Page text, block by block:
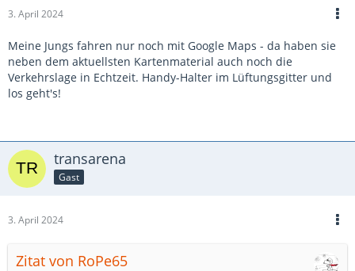
3. April 2024
Meine Jungs fahren nur noch mit Google Maps - da haben sie
neben dem aktuellsten Kartenmaterial auch noch die
Verkehrslage in Echtzeit. Handy-Halter im Lüftungsgitter und
los geht's!
transarena
Gast
3. April 2024
Zitat von RoPe65